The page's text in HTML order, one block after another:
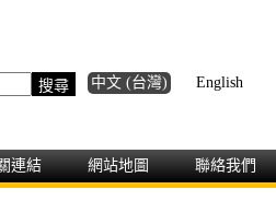
中文 (台灣) English
連結 網站地圖 聯絡我們